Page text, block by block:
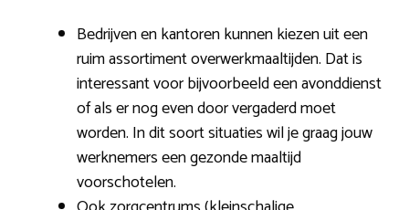
Bedrijven en kantoren kunnen kiezen uit een
ruim assortiment overwerkmaaltijden. Dat is
interessant voor bijvoorbeeld een avonddienst
of als er nog even door vergaderd moet
worden. In dit soort situaties wil je graag jouw
werknemers een gezonde maaltijd
voorschotelen.